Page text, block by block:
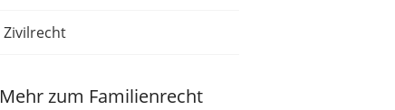
Zivilrecht
Mehr zum Familienrecht